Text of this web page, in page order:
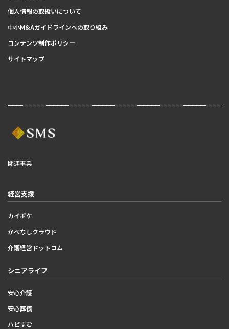
個人情報の取扱いについて
中小M&Aガイドラインへの取り組み
コンテンツ制作ポリシー
サイトマップ
関連事業
経営支援
カイポケ
かべなしクラウド
介護経営ドットコム
シニアライフ
安心介護
安心葬儀
ハピすむ